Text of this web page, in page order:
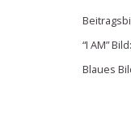
“I AM”
Blaues